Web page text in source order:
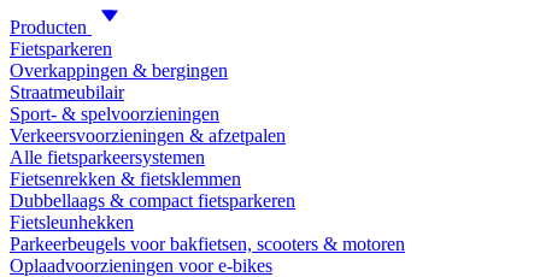
Producten
Fietsparkeren
Overkappingen & bergingen
Straatmeubilair
Sport- & spelvoorzieningen
Verkeersvoorzieningen & afzetpalen
Alle fietsparkeersystemen
Fietsenrekken & fietsklemmen
Dubbellaags & compact fietsparkeren
Fietsleunhekken
Parkeerbeugels voor bakfietsen, scooters & motoren
Oplaadvoorzieningen voor e-bikes